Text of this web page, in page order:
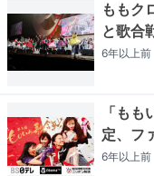
ももク
と歌合
6年以上前
「も
定、フ
6年以上前